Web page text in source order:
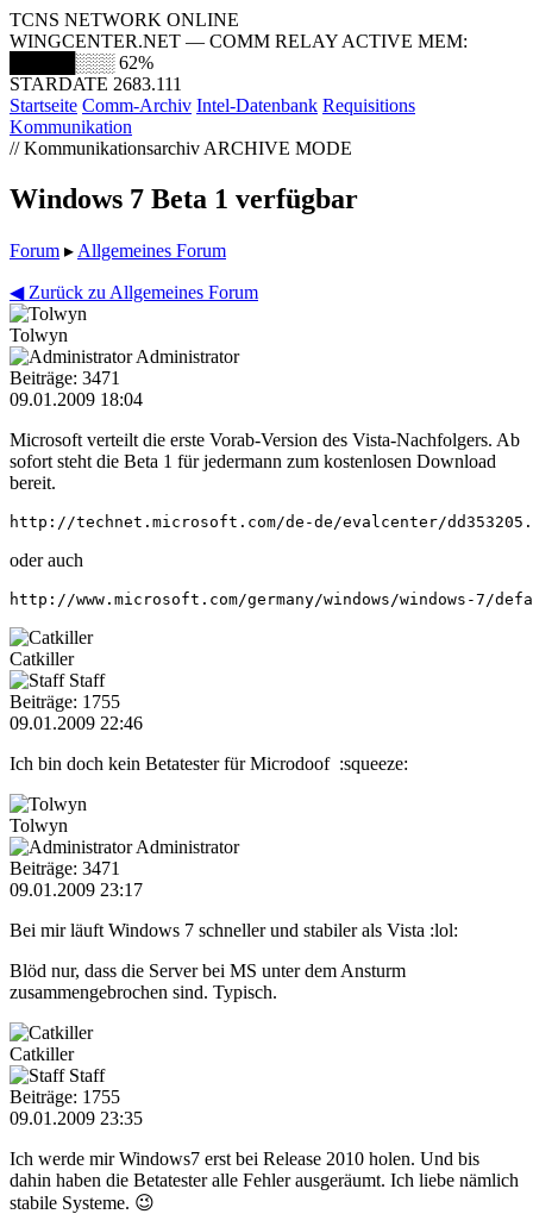
TCNS NETWORK ONLINE
WINGCENTER.NET — COMM RELAY ACTIVE MEM:
█████░░░ 62%
STARDATE 2683.111
Startseite Comm-Archiv Intel-Datenbank Requisitions
Kommunikation
// Kommunikationsarchiv ARCHIVE MODE
Windows 7 Beta 1 verfügbar
Forum ▸ Allgemeines Forum
◀ Zurück zu Allgemeines Forum
Tolwyn
Administrator
Beiträge: 3471
09.01.2009 18:04
Microsoft verteilt die erste Vorab-Version des Vista-Nachfolgers. Ab
sofort steht die Beta 1 für jedermann zum kostenlosen Download
bereit.
http://technet.microsoft.com/de-de/evalcenter/
oder auch
http://www.microsoft.com/germany/windows/windows-7/
Catkiller
Staff
Beiträge: 1755
09.01.2009 22:46
Ich bin doch kein Betatester für Microdoof :squeeze:
Tolwyn
Administrator
Beiträge: 3471
09.01.2009 23:17
Bei mir läuft Windows 7 schneller und stabiler als Vista :lol:
Blöd nur, dass die Server bei MS unter dem Ansturm
zusammengebrochen sind. Typisch.
Catkiller
Staff
Beiträge: 1755
09.01.2009 23:35
Ich werde mir Windows7 erst bei Release 2010 holen. Und bis
dahin haben die Betatester alle Fehler ausgeräumt. Ich liebe nämlich
stabile Systeme. 😉